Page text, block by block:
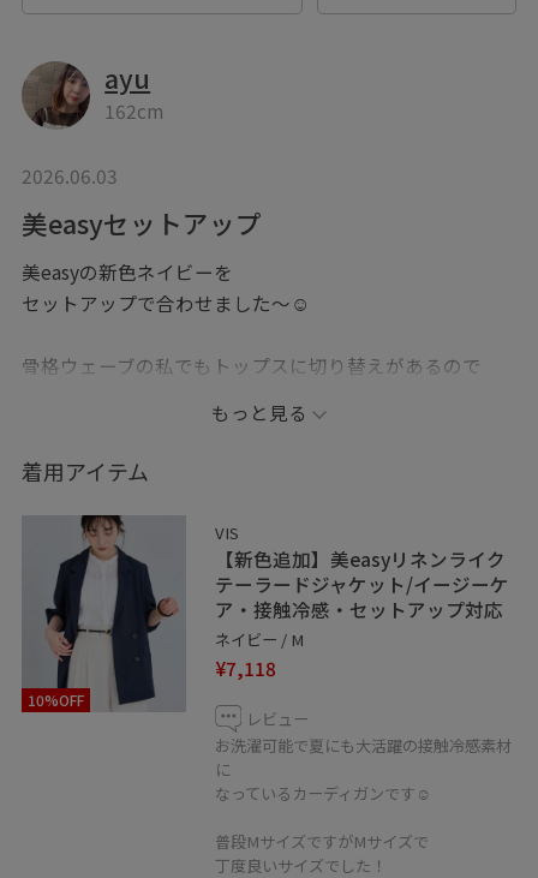
ayu
162cm
2026.06.03
美easyセットアップ
美easyの新色ネイビーを
セットアップで合わせました〜☺︎
骨格ウェーブの私でもトップスに切り替えがあるので
ネイビーやブラックで統一しました。
＿＿＿＿＿＿＿＿＿＿＿＿＿＿＿＿＿＿＿＿
LINEで在庫のお問い合わせや商品、
コーディネートのご相談など
是非お気軽にお問い合わせください◎
LINEで二子玉川ライズVISスタッフにご相談は【友だち追
加】をタップ！！
＿＿＿＿＿＿＿＿＿＿＿＿＿＿＿＿＿＿＿
もっと見る
着用アイテム
10%OFF
VIS
【新色追加】美easyリネンライク
テーラードジャケット/イージーケ
ア・接触冷感・セットアップ対応
ネイビー / M
¥7,118
レビュー
お洗濯可能で夏にも大活躍の接触冷感素材
に
なっているカーディガンです☺︎
普段MサイズですがMサイズで
丁度良いサイズでした！